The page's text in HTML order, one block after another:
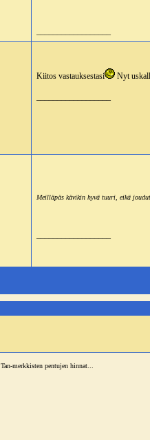
Kiitos vastauksestasi Nyt
Meilläpäs kävikin hyvä tuuri, eikä
Tan-merkkisten pentujen hinnat...